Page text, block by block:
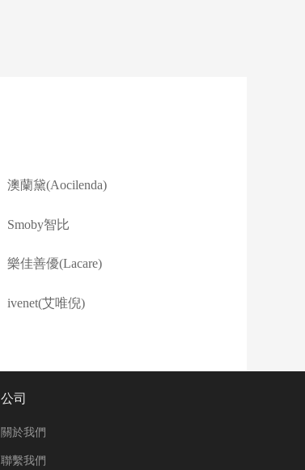
澳蘭黛(Aocilenda)
Smoby智比
樂佳善優(Lacare)
ivenet(艾唯倪)
公司
關於我們
聯繫我們